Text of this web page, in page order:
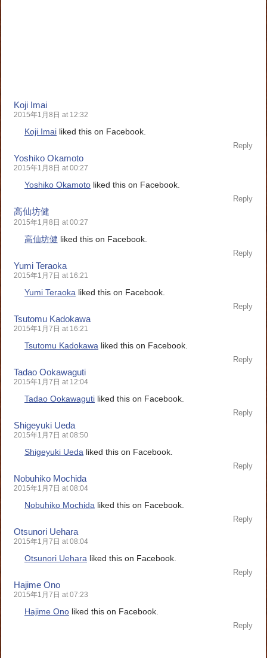
Koji Imai
2015年1月8日 at 12:32
Koji Imai liked this on Facebook.
Reply
Yoshiko Okamoto
2015年1月8日 at 00:27
Yoshiko Okamoto liked this on Facebook.
Reply
高仙坊健
2015年1月8日 at 00:27
高仙坊健 liked this on Facebook.
Reply
Yumi Teraoka
2015年1月7日 at 16:21
Yumi Teraoka liked this on Facebook.
Reply
Tsutomu Kadokawa
2015年1月7日 at 16:21
Tsutomu Kadokawa liked this on Facebook.
Reply
Tadao Ookawaguti
2015年1月7日 at 12:04
Tadao Ookawaguti liked this on Facebook.
Reply
Shigeyuki Ueda
2015年1月7日 at 08:50
Shigeyuki Ueda liked this on Facebook.
Reply
Nobuhiko Mochida
2015年1月7日 at 08:04
Nobuhiko Mochida liked this on Facebook.
Reply
Otsunori Uehara
2015年1月7日 at 08:04
Otsunori Uehara liked this on Facebook.
Reply
Hajime Ono
2015年1月7日 at 07:23
Hajime Ono liked this on Facebook.
Reply